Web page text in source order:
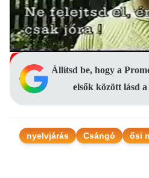
Állítsd be, hogy a
elsők között lásd
nyelvjárás Csángó ősi